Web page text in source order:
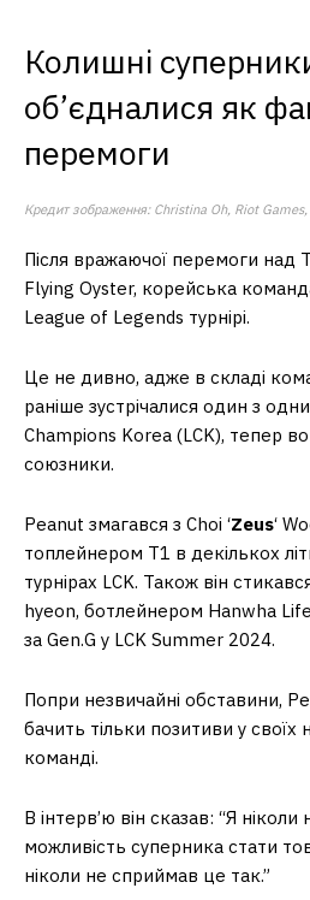
Колишні
об’єдналися як
перемоги
Кредит зображення: Christina Oh, Riot
Після вражаючої перемоги над
Flying Oyster, корейська
League of Legends турнірі.
Це не дивно, адже в складі
раніше зустрічалися один з
Champions Korea (LCK), тепер
союзники.
Peanut змагався з Choi ‘Zeus‘
топлейнером T1 в декількох
турнірах LCK. Також він
hyeon, ботлейнером Hanwha
за Gen.G у LCK Summer 2024.
Попри незвичайні обставини,
бачить тільки позитиви у
команді.
В інтерв’ю він сказав: “Я
можливість суперника стати
ніколи не сприймав це так.”